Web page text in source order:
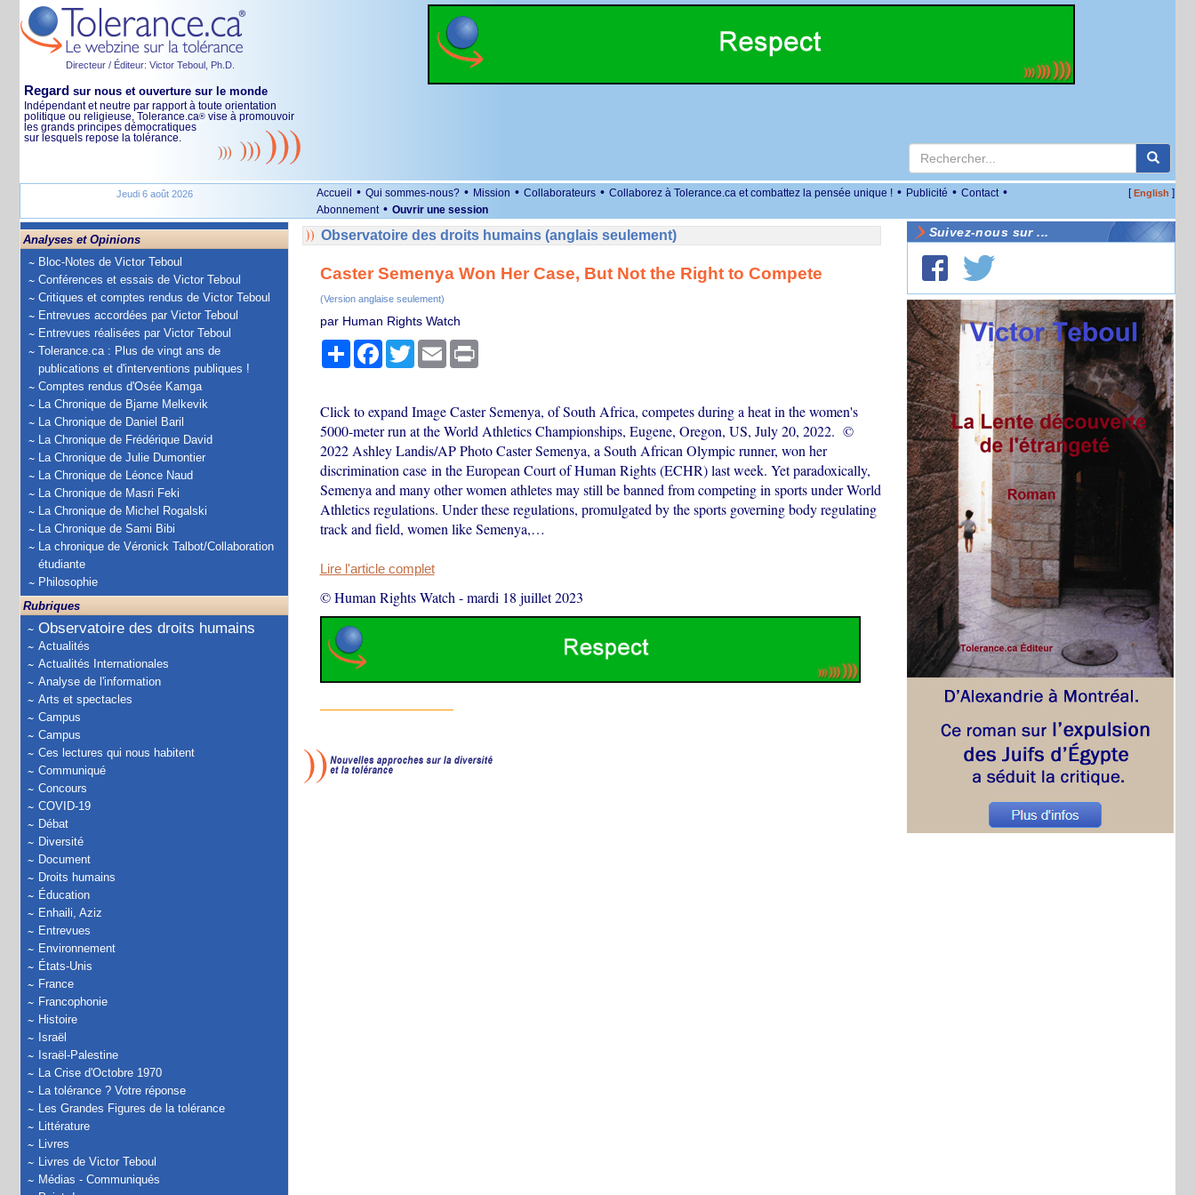
Directeur / Éditeur: Victor Teboul, Ph.D.
Regard sur nous et ouverture sur le monde
Indépendant et neutre par rapport à toute orientation
politique ou religieuse, Tolerance.ca® vise à promouvoir
les grands principes démocratiques
sur lesquels repose la tolérance.
Jeudi 6 août 2026 Accueil • Qui sommes-nous? • Mission • Collaborateurs • Collaborez à Tolerance.ca et combattez la pensée unique ! • Publicité • Contact •
Abonnement • Ouvrir une session
[English ]
Analyses et Opinions
Bloc-Notes de Victor Teboul
Conférences et essais de Victor Teboul
Critiques et comptes rendus de Victor Teboul
Entrevues accordées par Victor Teboul
Entrevues réalisées par Victor Teboul
Tolerance.ca : Plus de vingt ans de
publications et d'interventions publiques !
Comptes rendus d'Osée Kamga
La Chronique de Bjarne Melkevik
La Chronique de Daniel Baril
La Chronique de Frédérique David
La Chronique de Julie Dumontier
La Chronique de Léonce Naud
La Chronique de Masri Feki
La Chronique de Michel Rogalski
La Chronique de Sami Bibi
La chronique de Véronick Talbot/Collaboration
étudiante
Philosophie
Rubriques
Observatoire des droits humains
Actualités
Actualités Internationales
Analyse de l'information
Arts et spectacles
Campus
Campus
Ces lectures qui nous habitent
Communiqué
Concours
COVID-19
Débat
Diversité
Document
Droits humains
Éducation
Enhaili, Aziz
Entrevues
Environnement
États-Unis
France
Francophonie
Histoire
Israël
Israël-Palestine
La Crise d'Octobre 1970
La tolérance ? Votre réponse
Les Grandes Figures de la tolérance
Littérature
Livres
Livres de Victor Teboul
Médias - Communiqués
Observatoire des droits humains (anglais seulement)
Caster Semenya Won Her Case, But Not the Right to Compete
(Version anglaise seulement)
par Human Rights Watch
PartagerFacebook
TwitterEmail Print
Click to expand Image Caster Semenya, of South Africa, competes during a heat in the women's
5000-meter run at the World Athletics Championships, Eugene, Oregon, US, July 20, 2022. ©
2022 Ashley Landis/AP Photo Caster Semenya, a South African Olympic runner, won her
discrimination case in the European Court of Human Rights (ECHR) last week. Yet paradoxically,
Semenya and many other women athletes may still be banned from competing in sports under World
Athletics regulations. Under these regulations, promulgated by the sports governing body regulating
track and field, women like Semenya,…
Lire l'article complet
© Human Rights Watch -mardi 18 juillet 2023
Suivez-nous sur ...